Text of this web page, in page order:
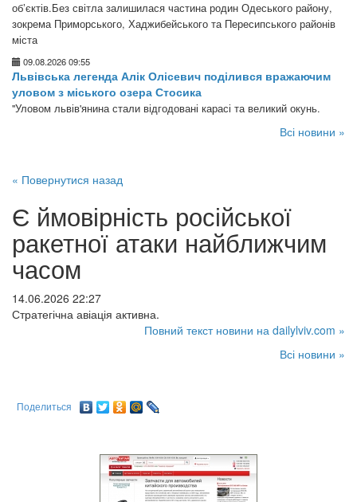
обʼєктів.Без світла залишилася частина родин Одеського району,
зокрема Приморського, Хаджибейського та Пересипського районів
міста
09.08.2026 09:55
Львівська легенда Алік Олісевич поділився вражаючим
уловом з міського озера Стосика
"Уловом львів'янина стали відгодовані карасі та великий окунь.
Всі новини »
« Повернутися назад
Є ймовірність російської
ракетної атаки найближчим
часом
14.06.2026 22:27
Стратегічна авіація активна.
Повний текст новини на dailylviv.com »
Всі новини »
Поделиться